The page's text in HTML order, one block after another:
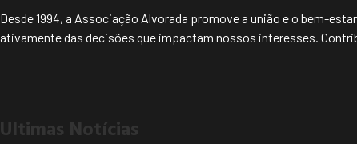
Desde 1994, a Associação Alvorada promove a união e o bem-
ativamente das decisões que impactam nossos interesses.
Ultimas Notícias